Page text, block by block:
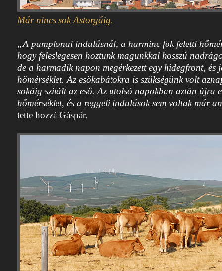
Már nincs sok Astorgáig.
„A pamplonai indulásnál, a harminc fok feletti
hogy feleslegesen hoztunk magunkkal hosszú
de a harmadik napon megérkezett egy hidegfront, és
hőmérséklet. Az esőkabátokra is szükségünk volt
sokáig szitált az eső. Az utolsó napokban aztán újra
hőmérséklet, és a reggeli indulások sem voltak már
tette hozzá Gáspár.